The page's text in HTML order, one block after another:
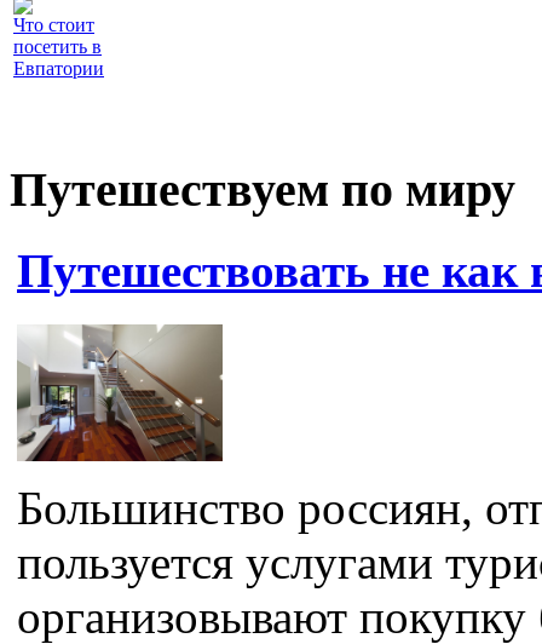
Что стоит
посетить в
Евпатории
Путешествуем по миру
Путешествовать не как
Большинство россиян,
пользуется услугами
организовывают покупку